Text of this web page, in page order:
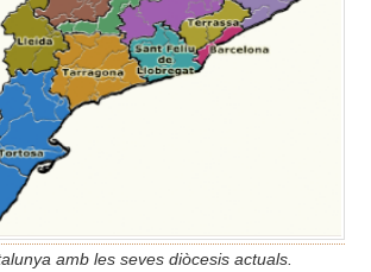
amb les seves diòcesis actuals.